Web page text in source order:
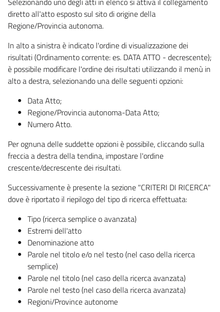
diretto all'atto esposto sul sito di origine della
Regione/Provincia autonoma.
In alto a sinistra è indicato l'ordine di visualizzazione dei
risultati (Ordinamento corrente: es. DATA ATTO - decrescente);
è possibile modificare l'ordine dei risultati utilizzando il menù in
alto a destra, selezionando una delle seguenti opzioni:
Data Atto;
Regione/Provincia autonoma-Data Atto;
Numero Atto.
Per ognuna delle suddette opzioni è possibile, cliccando sulla
freccia a destra della tendina, impostare l'ordine
crescente/decrescente dei risultati.
Successivamente è presente la sezione "CRITERI DI RICERCA"
dove è riportato il riepilogo del tipo di ricerca effettuata:
Tipo (ricerca semplice o avanzata)
Estremi dell'atto
Denominazione atto
Parole nel titolo e/o nel testo (nel caso della ricerca
semplice)
Parole nel titolo (nel caso della ricerca avanzata)
Parole nel testo (nel caso della ricerca avanzata)
Regioni/Province autonome